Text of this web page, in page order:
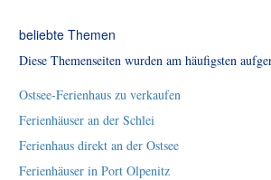
beliebte Themen
Diese Themenseiten wurden am häufigsten
Ostsee-Ferienhaus zu verkaufen
Ferienhäuser an der Schlei
Ferienhaus direkt an der Ostsee
Ferienhäuser in Port Olpenitz